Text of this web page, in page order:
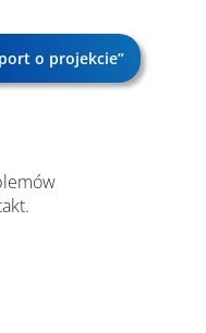
o projekcie”